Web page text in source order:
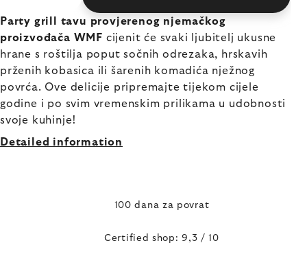
Party grill tavu provjerenog njemačkog
proizvođača WMF cijenit će svaki ljubitelj ukusne
hrane s roštilja poput sočnih odrezaka, hrskavih
prženih kobasica ili šarenih komadića nježnog
povrća. Ove delicije pripremajte tijekom cijele
godine i po svim vremenskim prilikama u udobnosti
svoje kuhinje!
Detailed information
100 dana za povrat
Certified shop: 9,3 / 10